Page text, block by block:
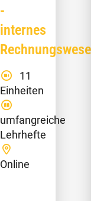
-
internes
Rechnungswesen
11
Einheiten
umfangreiche
Lehrhefte
Online